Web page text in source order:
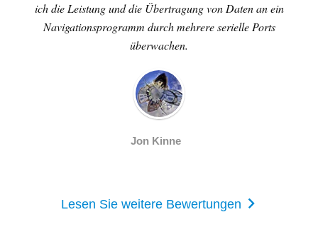
ich die Leistung und die Übertragung von Daten an ein
Navigationsprogramm durch mehrere serielle Ports
überwachen.
Jon Kinne
Lesen Sie weitere Bewertungen